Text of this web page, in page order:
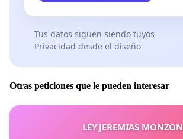
Tus datos siguen siendo tuyos
Privacidad desde el diseño
Otras peticiones que le pueden interesar
LEY JEREMIAS MONZON